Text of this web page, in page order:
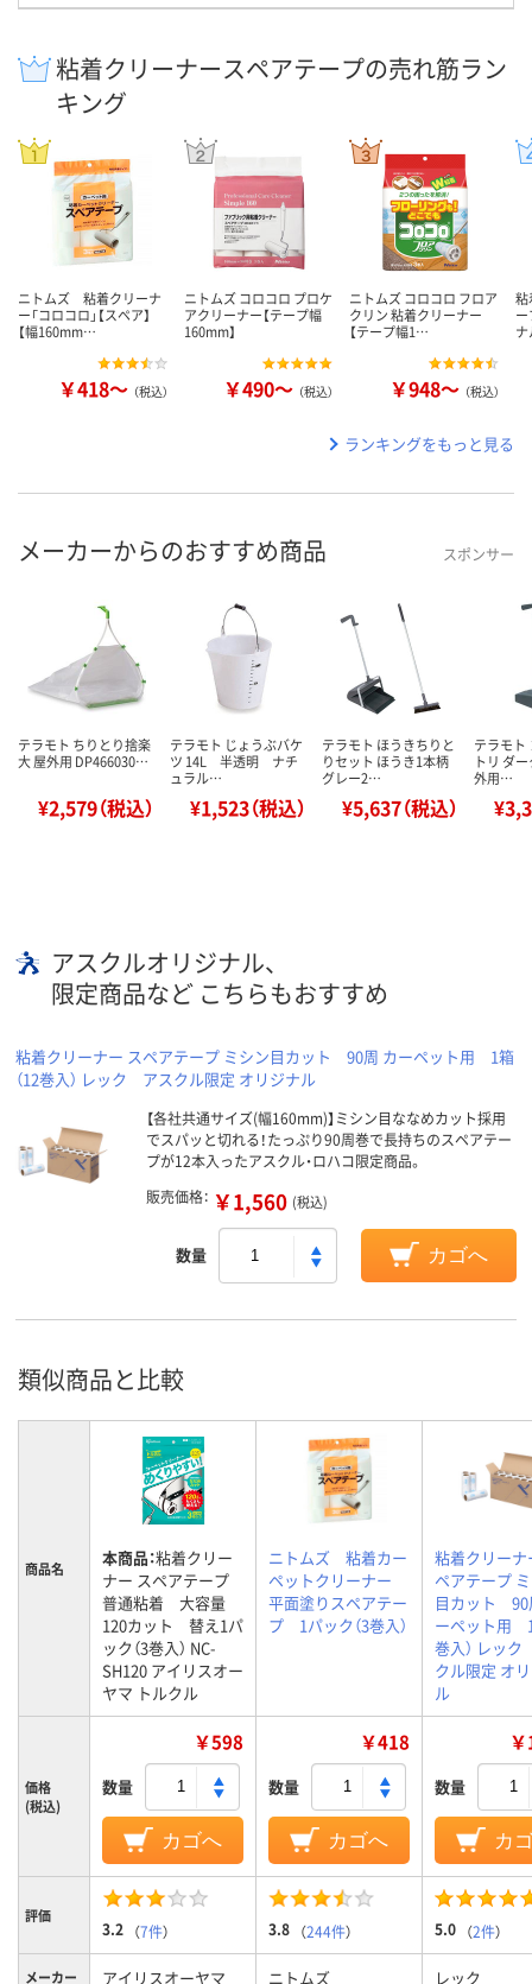
粘着クリーナースペアテープの売れ筋ラン
キング
ニトムズ 粘着クリーナ
ー「コロコロ」【スペア】
【幅160mm…
￥418～ （税込）
ニトムズ コロコロ プロケ
アクリーナー【テープ幅
160mm】
￥490～ （税込）
ニトムズ コロコロ フロア
クリン 粘着クリーナー
【テープ幅1…
￥948～ （税込）
粘
ランキングをもっと見る
メーカーからのおすすめ商品 スポンサー
テラモト ちりとり捨楽
大 屋外用 DP466030…
¥2,579（税込）
テラモト じょうぶバケ
ツ 14L 半透明 ナチ
ュラル…
¥1,523（税込）
テラモト ほうきちりと
りセット ほうき1本柄
グレー2…
¥5,637（税込）
テラモト
トリ ダ
外用…
アスクルオリジナル、
限定商品など こちらもおすすめ
粘着クリーナー スペアテープ ミシン目カット 90周 カーペット用 1箱
（12巻入） レック アスクル限定 オリジナル
【各社共通サイズ(幅160mm)】ミシン目ななめカット採用
でスパッと切れる！たっぷり90周巻で長持ちのスペアテー
プが12本入ったアスクル・ロハコ限定商品。
販売価格： ￥1,560 (税込)
数量 カゴへ
類似商品と比較
商品名 本商品：粘着クリー
ナー スペアテープ
普通粘着 大容量
120カット 替え1パ
ック（3巻入） NC-
SH120 アイリスオー
ヤマ トルクル
ニトムズ 粘着カー
ペットクリーナー
平面塗りスペアテー
プ 1パック（3巻入）
粘着クリーナ
ペアテープ
目カット 90
ーペット用 1
巻入） レッ
クル限定 オ
ル
価格
(税込)
￥598
数量
カゴへ
￥418
数量
カゴへ
数量
カ
評価
3.2 （7件） 3.8 （244件） 5.0 （2件）
メーカー アイリスオーヤマ ニトムズ レック